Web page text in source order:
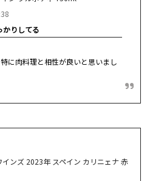
かりしてる
に肉料理と相性が良いと思いまし
ンズ 2023年 スペイン カリニェナ 赤